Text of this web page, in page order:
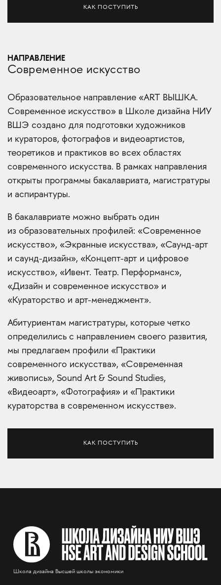
КАК ПОСТУПИТЬ
НАПРАВЛЕНИЕ
Современное искусство
Образовательное направление «ART ВЫШКА.
Современное искусство» в Школе дизайна НИУ
ВШЭ создано для подготовки художников
и кураторов, фотографов и видеоартистов,
теоретиков и практиков во всех областях
современного искусства. В рамках направления
открыты программы бакалавриата, магистратуры
и аспирантуры.
В бакалавриате можно выбрать один
из образовательных профилей: «Современное
искусство», «Экранные искусства», «Саунд-арт
и саунд-дизайн», «Концепт-арт и цифровое
искусство», «Ивент. Театр. Перформанс»,
«Дизайн и современное искусство» и
«Кураторство и арт-менеджмент».
Абитуриентам магистратуры, которые четко
определились с направлением своего развития,
мы предлагаем профили «Практики
современного искусства», «Современная
живопись», Sound Art & Sound Studies,
«Видеоарт», «Фотография» и «Практики
кураторства в современном искусстве».
КАК ПОСТУПИТЬ
Школа дизайна Высшей школы экономики